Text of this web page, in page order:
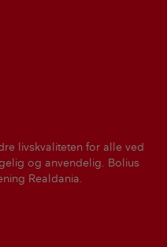
livskvaliteten for alle ved
og anvendelig. Bolius
Realdania.